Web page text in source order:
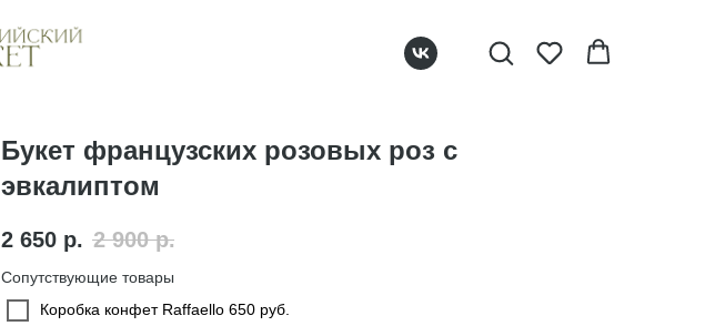
Букет французских розовых роз с
эвкалиптом
2 650 р. 2 900 р.
Сопутствующие товары
Коробка конфет Raffaello 650 руб.